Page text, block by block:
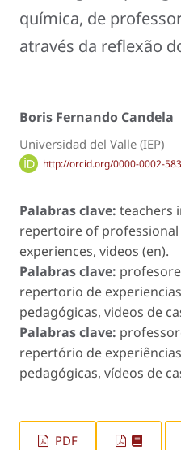
química, de
através da reflexão
Boris Fernando Candela
Universidad del Valle (IEP)
http://orcid.org/0000-0002-
Palabras clave: teachers
repertoire of
experiences, videos (en).
Palabras clave:
repertorio de
pedagógicas, videos de
Palabras clave:
repertório de
pedagógicas, vídeos de
PDF